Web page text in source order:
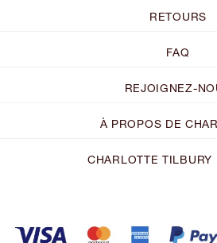
RETOURS
FAQ
REJOIGNEZ-
À PROPOS DE
CHARLOTTE TILBURY